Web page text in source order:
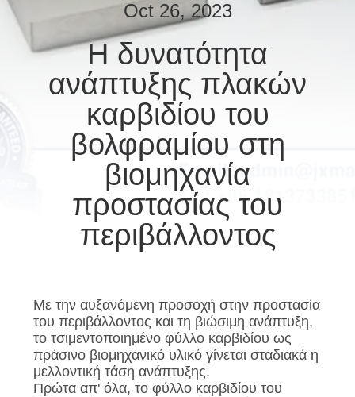
ΕΛΆΤΕ
ΣΕ
ΕΠΑΦΉ
ΕΙΔΉΣΕΙΣ
ΠΕΡΙΠΤΏΣΕΙΣ
ΖΗΤΉΣΤΕ
SITEMAP
PRIVACY
Oct 26, 2023
Η δυνατότητα
ανάπτυξης πλακών
καρβιδίου του
βολφραμίου στη
βιομηχανία
προστασίας του
περιβάλλοντος
Με την αυξανόμενη προσοχή στην προστασία
του περιβάλλοντος και τη βιώσιμη ανάπτυξη,
το τσιμεντοποιημένο φύλλο καρβιδίου ως
πράσινο βιομηχανικό υλικό γίνεται σταδιακά η
μελλοντική τάση ανάπτυξης.
Πρώτα απ' όλα, το φύλλο καρβιδίου του